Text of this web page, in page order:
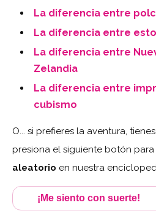
La diferencia entre
La diferencia entre
La diferencia entre
Zelandia
La diferencia entre
cubismo
O... si prefieres la aventura,
presiona el siguiente botón para
aleatorio en nuestra
¡Me siento con suerte!